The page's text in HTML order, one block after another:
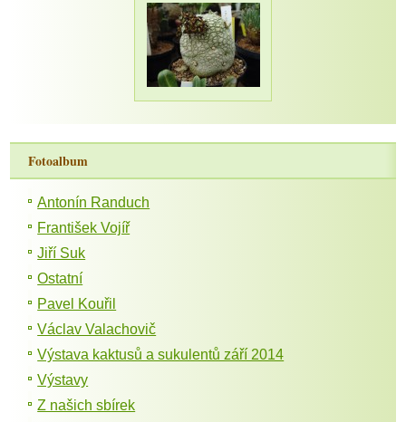
Fotoalbum
Antonín Randuch
František Vojíř
Jiří Suk
Ostatní
Pavel Kouřil
Václav Valachovič
Výstava kaktusů a sukulentů září 2014
Výstavy
Z našich sbírek